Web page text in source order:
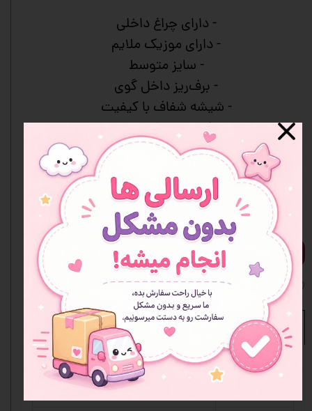
- دارای چراغ داخلی
- دارای موزیک ملایم
- سایز متوسط
- برف‌ریز داخل گوی
- شیشه شفاف با کیفیت
- دکور زیبا و آرام‌بخش
- مناسب هدیه
- جعبه دارد
افزودن به سبد خرید
افزودن به علاقه مندی ها
مشخصات محصول نظرات
نوع
گوی موزیکال